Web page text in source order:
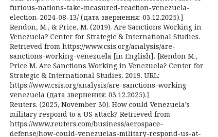
furious-nations-take-measured-reaction-venezuela-
election-2024-08-13/ (дата звернення: 03.12.2025).]
Rendon, M., & Price, M. (2019). Are Sanctions Working in
Venezuela? Center for Strategic & International Studies.
Retrieved from https://www.csis.org/analysis/are-
sanctions-working-venezuela [in English]. [Rendon M.,
Price M. Are Sanctions Working in Venezuela? Center for
Strategic & International Studies. 2019. URL:
https://www.csis.org/analysis/are-sanctions-working-
venezuela (дата звернення: 03.12.2025).]
Reuters. (2025, November 30). How could Venezuela’s
military respond to a US attack? Retrieved from
https://www.reuters.com/business/aerospace-
defense/how-could-venezuelas-military-respond-us-at-